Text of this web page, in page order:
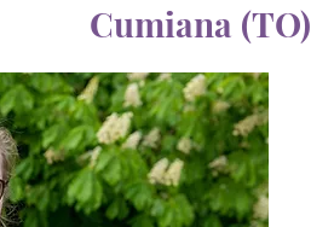
Cumiana (TO)